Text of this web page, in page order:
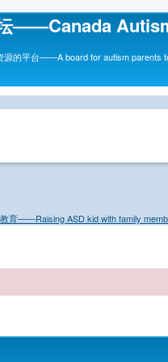
——Canada
源的平台——A board for autism parents
育——Raising ASD kid with family